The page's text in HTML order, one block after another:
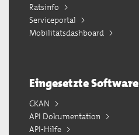
Ratsinfo
Serviceportal
Mobilitätsdashboard
Eingesetzte Software
CKAN
API Dokumentation
API-Hilfe